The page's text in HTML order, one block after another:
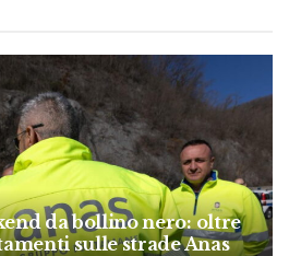
da bollino nero: oltre
sulle strade Anas